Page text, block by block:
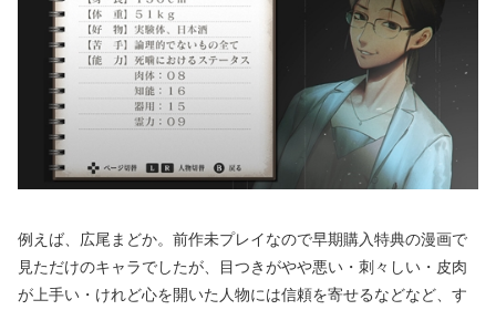
例えば、広尾まどか。前作未プレイなので早期購入特典の漫画で
見ただけのキャラでしたが、目つきがやや悪い・刺々しい・皮肉
が上手い・けれど心を開いた人物には信頼を寄せるなどなど、す